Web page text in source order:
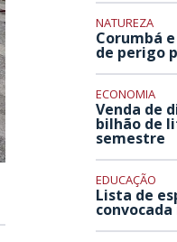
NATUREZA
Corumbá
de perigo
ECONOMIA
Venda de
bilhão de
semestre
EDUCAÇÃO
Lista de